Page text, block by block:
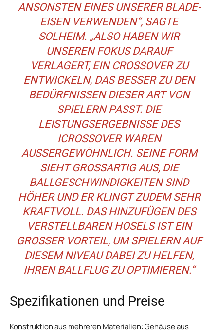
ANSONSTEN EINES UNSERER BLADE-
EISEN VERWENDEN“, SAGTE
SOLHEIM. „ALSO HABEN WIR
UNSEREN FOKUS DARAUF
VERLAGERT, EIN CROSSOVER ZU
ENTWICKELN, DAS BESSER ZU DEN
BEDÜRFNISSEN DIESER ART VON
SPIELERN PASST. DIE
LEISTUNGSERGEBNISSE DES
ICROSSOVER WAREN
AUSSERGEWÖHNLICH. SEINE FORM S
IEHT GROSSARTIG AUS, DIE BA
LLGESCHWINDIGKEITEN SIND HÖ
HER UND ER KLINGT ZUDEM SEHR KR
AFTVOLL. DAS HINZUFÜGEN DES VE
RSTELLBAREN HOSELS IST EIN GR
OSSER VORTEIL, UM SPIELERN AUF DIE
SEM NIVEAU DABEI ZU HELFEN, IHR
EN BALLFLUG ZU OPTIMIEREN.“
Spezifikationen und Preise
Konstruktion aus mehreren Materialien: Gehäuse aus